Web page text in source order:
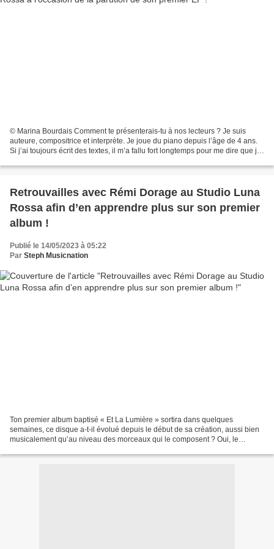
© Marina Bourdais Comment te présenterais-tu à nos lecteurs ? Je suis
auteure, compositrice et interprète. Je joue du piano depuis l’âge de 4 ans.
Si j’ai toujours écrit des textes, il m’a fallu fort longtemps pour me dire que je
Retrouvailles avec Rémi Dorage au Studio Luna
Rossa afin d’en apprendre plus sur son premier
album !
Publié le 14/05/2023 à 05:22
Par Steph Musicnation
Ton premier album baptisé « Et La Lumière » sortira dans quelques
semaines, ce disque a-t-il évolué depuis le début de sa création, aussi bien
musicalement qu’au niveau des morceaux qui le composent ? Oui, le